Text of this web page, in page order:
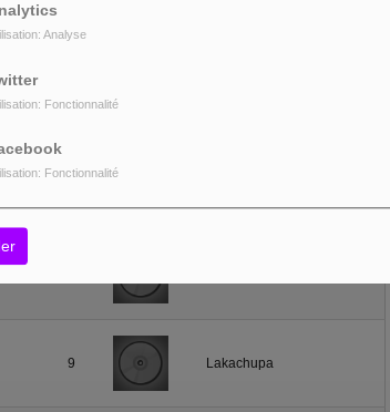
Analyse
Fonctionnalité
Fonctionnalité
6
9 Lakachupa